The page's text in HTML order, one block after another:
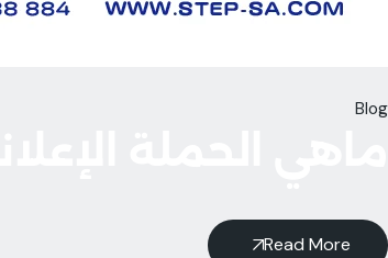
Blog
Read More